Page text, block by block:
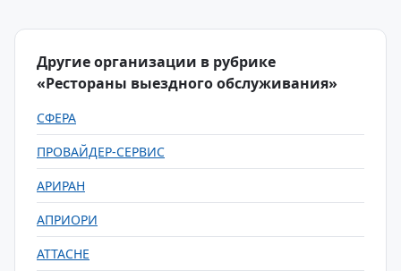
Другие организации в рубрике
«Рестораны выездного обслуживания»
СФЕРА
ПРОВАЙДЕР-СЕРВИС
АРИРАН
АПРИОРИ
ATTACHE